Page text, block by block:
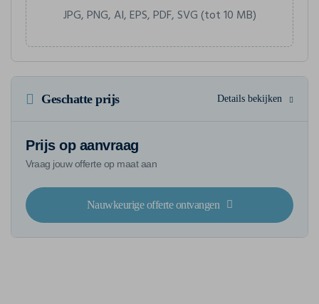
JPG, PNG, AI, EPS, PDF, SVG (tot 10 MB)
Geschatte prijs Details bekijken
Prijs op aanvraag
Vraag jouw offerte op maat aan
Nauwkeurige offerte ontvangen